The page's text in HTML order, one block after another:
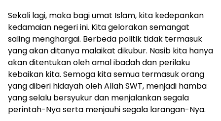
Sekali lagi, maka bagi umat Islam, kita kedepankan
kedamaian negeri ini. Kita gelorakan semangat
saling menghargai. Berbeda politik tidak termasuk
yang akan ditanya malaikat dikubur. Nasib kita hanya
akan ditentukan oleh amal ibadah dan perilaku
kebaikan kita. Semoga kita semua termasuk orang
yang diberi hidayah oleh Allah SWT, menjadi hamba
yang selalu bersyukur dan menjalankan segala
perintah-Nya serta menjauhi segala larangan-Nya.